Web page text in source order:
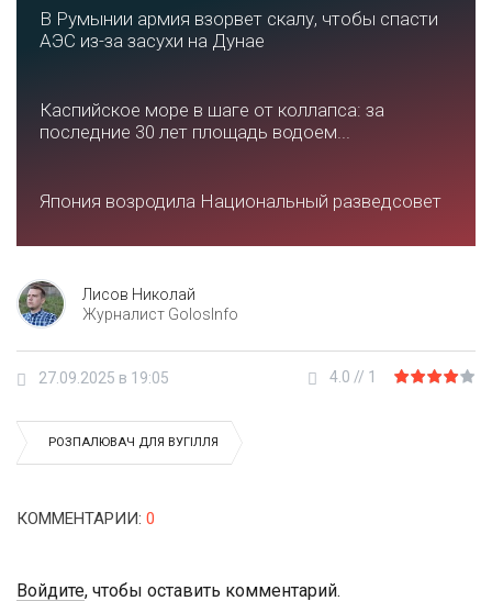
В Румынии армия взорвет скалу, чтобы спасти
АЭС из-за засухи на Дунае
Каспийское море в шаге от коллапса: за
последние 30 лет площадь водоем...
Япония возродила Национальный разведсовет
Лисов Николай
Журналист GolosInfo
27.09.2025 в 19:05 4.0 // 1
РОЗПАЛЮВАЧ ДЛЯ ВУГІЛЛЯ
КОММЕНТАРИИ: 0
Войдите, чтобы оставить комментарий.